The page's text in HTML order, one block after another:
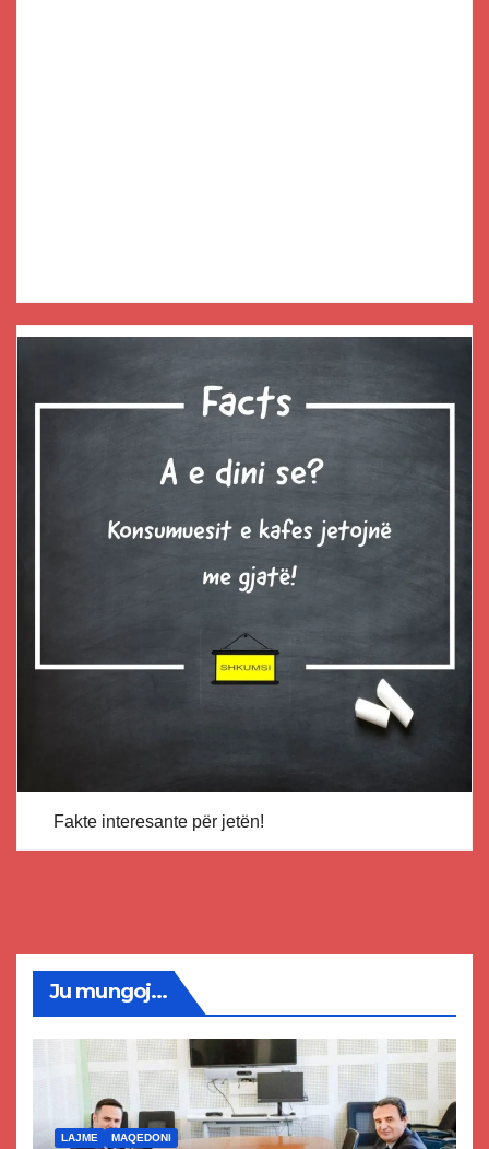
Fakte interesante për jetën!
Ju mungoj...
LAJME MAQEDONI